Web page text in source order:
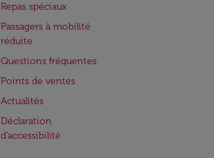
Repas spéciaux
Passagers à mobilité
réduite
Questions fréquentes
Points de ventes
Actualités
Déclaration
d’accessibilité